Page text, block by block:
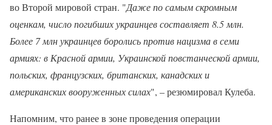
во Второй мировой стран. "Даже по самым скромным
оценкам, число погибших украинцев составляет 8.5 млн.
Более 7 млн украинцев боролись против нацизма в семи
армиях: в Красной армии, Украинской повстанческой армии,
польских, французских, британских, канадских и
американских вооруженных силах", – резюмировал Кулеба.
Напомним, что ранее в зоне проведения операции